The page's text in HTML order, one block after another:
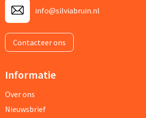
info@silviabruin.nl
Contacteer ons
Informatie
Over ons
Nieuwsbrief